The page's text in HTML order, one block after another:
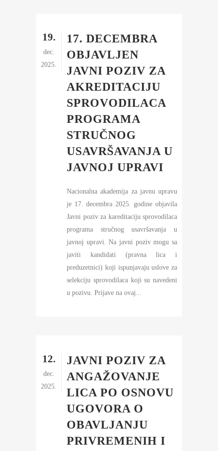
19.
dec.
2025.
17. DECEMBRA
OBJAVLJEN
JAVNI POZIV ZA
AKREDITACIJU
SPROVODILACA
PROGRAMA
STRUČNOG
USAVRŠAVANJA U
JAVNOJ UPRAVI
Nacionalna akademija za javnu upravu
je 17. decembra 2025. godine objavila
Javni poziv za kareditaciju sprovodilaca
programa stručnog usavršavanja u
javnoj upravi. Na javni poziv mogu sa
javiti kandidati (pravna lica i
preduzetnici) koji ispunjavaju uslove za
selekciju sprovodilaca koji su navedeni
u pozivu. Prijave na ovaj...
12.
dec.
2025.
JAVNI POZIV ZA
ANGAŽOVANJE
LICA PO OSNOVU
UGOVORA O
OBAVLJANJU
PRIVREMENIH I